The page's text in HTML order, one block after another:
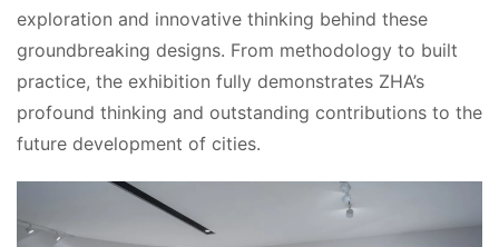
exploration and innovative thinking behind these
groundbreaking designs. From methodology to built
practice, the exhibition fully demonstrates ZHA’s
profound thinking and outstanding contributions to the
future development of cities.